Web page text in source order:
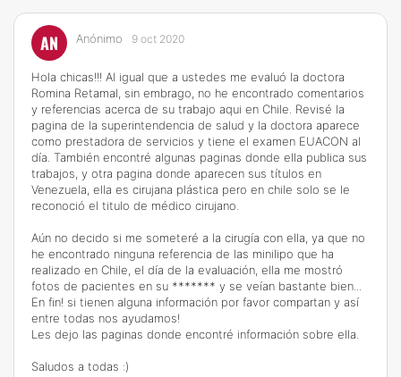
AN Anónimo 9 oct 2020
Hola chicas!!! Al igual que a ustedes me evaluó la doctora
Romina Retamal, sin embrago, no he encontrado comentarios
y referencias acerca de su trabajo aqui en Chile. Revisé la
pagina de la superintendencia de salud y la doctora aparece
como prestadora de servicios y tiene el examen EUACON al
día. También encontré algunas paginas donde ella publica sus
trabajos, y otra pagina donde aparecen sus títulos en
Venezuela, ella es cirujana plástica pero en chile solo se le
reconoció el titulo de médico cirujano.
Aún no decido si me someteré a la cirugía con ella, ya que no
he encontrado ninguna referencia de las minilipo que ha
realizado en Chile, el día de la evaluación, ella me mostró
fotos de pacientes en su ******* y se veían bastante bien...
En fin! si tienen alguna información por favor compartan y así
entre todas nos ayudamos!
Les dejo las paginas donde encontré información sobre ella.
Saludos a todas :)